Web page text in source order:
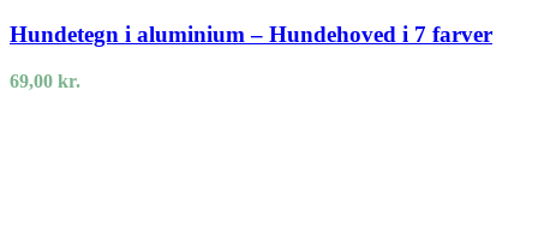
Hundetegn i aluminium – Hundehoved i 7 farver
69,00 kr.